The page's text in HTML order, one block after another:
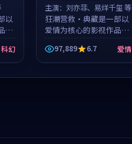
以
，
成
，
科幻
主演： 刘亦菲、易烊千玺 等
狂潮营救·典藏是一部以
爱情为核心的影视作品，
围绕危机、反转与人物成
长展开，整体节奏紧凑，
值得推荐观看。
97,889 6.7 爱情